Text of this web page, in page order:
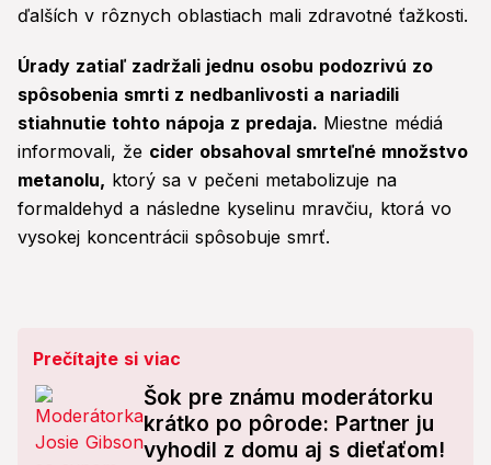
ďalších v rôznych oblastiach mali zdravotné ťažkosti.
Úrady zatiaľ zadržali jednu osobu podozrivú zo
spôsobenia smrti z nedbanlivosti a nariadili
stiahnutie tohto nápoja z predaja. Miestne médiá
informovali, že cider obsahoval smrteľné množstvo
metanolu, ktorý sa v pečeni metabolizuje na
formaldehyd a následne kyselinu mravčiu, ktorá vo
vysokej koncentrácii spôsobuje smrť.
Prečítajte si viac
Šok pre známu moderátorku
krátko po pôrode: Partner ju
vyhodil z domu aj s dieťaťom!